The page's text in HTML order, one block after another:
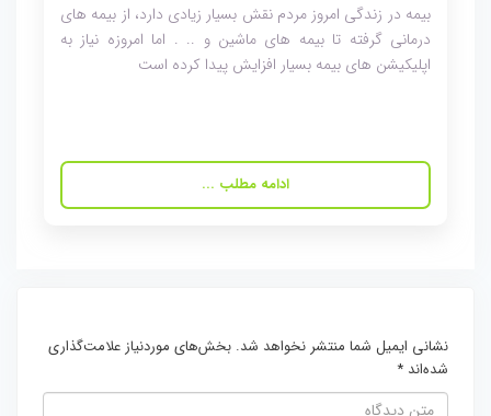
بیمه در زندگی امروز مردم نقش بسیار زیادی دارد، از بیمه های
درمانی گرفته تا بیمه های ماشین و .. . اما امروزه نیاز به
اپلیکیشن های بیمه بسیار افزایش پیدا کرده است
ادامه مطلب ...
نشانی ایمیل شما منتشر نخواهد شد. بخش‌های موردنیاز علامت‌گذاری
شده‌اند *